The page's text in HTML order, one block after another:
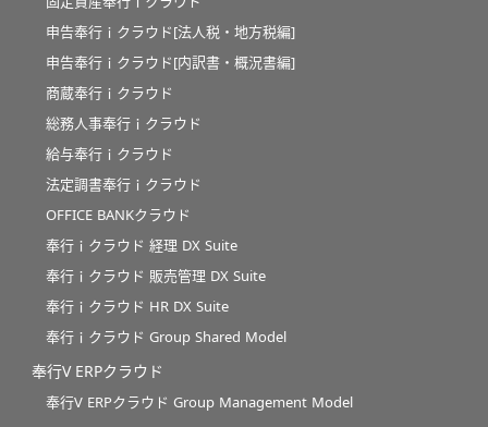
申告奉行ｉクラウド[法人税・地方税編]
申告奉行ｉクラウド[内訳書・概況書編]
商蔵奉行ｉクラウド
総務人事奉行ｉクラウド
給与奉行ｉクラウド
法定調書奉行ｉクラウド
OFFICE BANKクラウド
奉行ｉクラウド 経理 DX Suite
奉行ｉクラウド 販売管理 DX Suite
奉行ｉクラウド HR DX Suite
奉行ｉクラウド Group Shared Model
奉行V ERPクラウド
奉行V ERPクラウド Group Management Model